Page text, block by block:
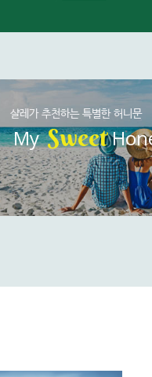
샬레가 추천하는 특별한 허니문
MySweet